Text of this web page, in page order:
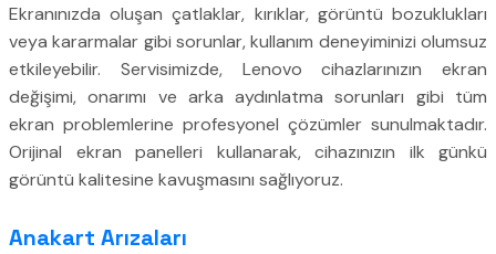
Ekranınızda oluşan çatlaklar, kırıklar, görüntü bozuklukları
veya kararmalar gibi sorunlar, kullanım deneyiminizi olumsuz
etkileyebilir. Servisimizde, Lenovo cihazlarınızın ekran
değişimi, onarımı ve arka aydınlatma sorunları gibi tüm
ekran problemlerine profesyonel çözümler sunulmaktadır.
Orijinal ekran panelleri kullanarak, cihazınızın ilk günkü
görüntü kalitesine kavuşmasını sağlıyoruz.
Anakart Arızaları